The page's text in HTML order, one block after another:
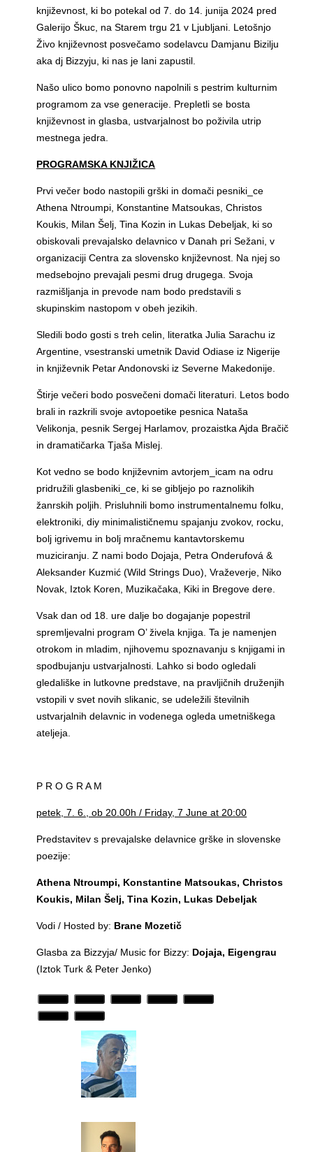
književnost, ki bo potekal od 7. do 14. junija 2024 pred
Galerijo Škuc, na Starem trgu 21 v Ljubljani. Letošnjo
Živo književnost posvečamo sodelavcu Damjanu Bizilju
aka dj Bizzyju, ki nas je lani zapustil.
Našo ulico bomo ponovno napolnili s pestrim kulturnim
programom za vse generacije. Prepletli se bosta
književnost in glasba, ustvarjalnost bo poživila utrip
mestnega jedra.
PROGRAMSKA KNJIŽICA
Prvi večer bodo nastopili grški in domači pesniki_ce
Athena Ntroumpi, Konstantine Matsoukas, Christos
Koukis, Milan Šelj, Tina Kozin in Lukas Debeljak, ki so
obiskovali prevajalsko delavnico v Danah pri Sežani, v
organizaciji Centra za slovensko književnost. Na njej so
medsebojno prevajali pesmi drug drugega. Svoja
razmišljanja in prevode nam bodo predstavili s
skupinskim nastopom v obeh jezikih.
Sledili bodo gosti s treh celin, literatka Julia Sarachu iz
Argentine, vsestranski umetnik David Odiase iz Nigerije
in književnik Petar Andonovski iz Severne Makedonije.
Štirje večeri bodo posvečeni domači literaturi. Letos bodo
brali in razkrili svoje avtopoetike pesnica Nataša
Velikonja, pesnik Sergej Harlamov, prozaistka Ajda Bračič
in dramatičarka Tjaša Mislej.
Kot vedno se bodo književnim avtorjem_icam na odru
pridružili glasbeniki_ce, ki se gibljejo po raznolikih
žanrskih poljih. Prisluhnili bomo instrumentalnemu folku,
elektroniki, diy minimalističnemu spajanju zvokov, rocku,
bolj igrivemu in bolj mračnemu kantavtorskemu
muziciranju. Z nami bodo Dojaja, Petra Onderufová &
Aleksander Kuzmić (Wild Strings Duo), Vraževerje, Niko
Novak, Iztok Koren, Muzikačaka, Kiki in Bregove dere.
Vsak dan od 18. ure dalje bo dogajanje popestril
spremljevalni program O’ živela knjiga. Ta je namenjen
otrokom in mladim, njihovemu spoznavanju s knjigami in
spodbujanju ustvarjalnosti. Lahko si bodo ogledali
gledališke in lutkovne predstave, na pravljičnih druženjih
vstopili v svet novih slikanic, se udeležili številnih
ustvarjalnih delavnic in vodenega ogleda umetniškega
ateljeja.
P R O G R A M
petek, 7. 6., ob 20.00h / Friday, 7 June at 20:00
Predstavitev s prevajalske delavnice grške in slovenske
poezije:
Athena Ntroumpi, Konstantine Matsoukas, Christos
Koukis, Milan Šelj, Tina Kozin, Lukas Debeljak
Vodi / Hosted by: Brane Mozetič
Glasba za Bizzyja/ Music for Bizzy: Dojaja, Eigengrau
(Iztok Turk & Peter Jenko)